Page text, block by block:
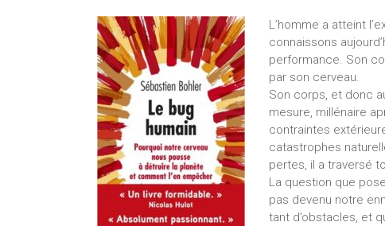
L’homme a atteint
connaissons
performance. Son
par son cerveau.
Son corps, et donc
mesure, millénaire
contraintes
catastrophes
pertes, il a traversé
La question que pose
pas devenu notre
tant d’obstacles, et